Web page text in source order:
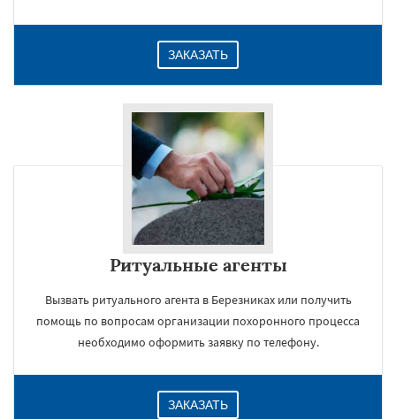
ЗАКАЗАТЬ
Ритуальные агенты
Вызвать ритуального агента в Березниках или получить
помощь по вопросам организации похоронного процесса
необходимо оформить заявку по телефону.
ЗАКАЗАТЬ